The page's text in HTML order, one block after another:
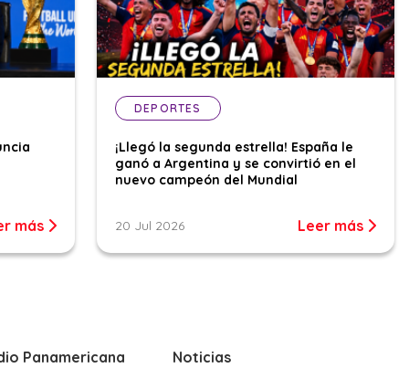
más
DEPORTES
¡Llegó la segunda estrella! España le
ganó a Argentina y se convirtió en el
nuevo campeón del Mundial
20 Jul 2026 Leer más
Panamericana
Noticias